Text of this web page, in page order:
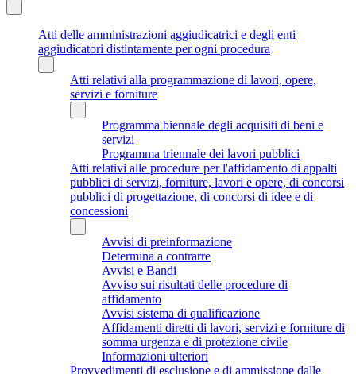
Atti delle amministrazioni aggiudicatrici e degli enti
aggiudicatori distintamente per ogni procedura
Atti relativi alla programmazione di lavori, opere,
servizi e forniture
Programma biennale degli acquisiti di beni e
servizi
Programma triennale dei lavori pubblici
Atti relativi alle procedure per l'affidamento di appalti
pubblici di servizi, forniture, lavori e opere, di concorsi
pubblici di progettazione, di concorsi di idee e di
concessioni
Avvisi di preinformazione
Determina a contrarre
Avvisi e Bandi
Avviso sui risultati delle procedure di
affidamento
Avvisi sistema di qualificazione
Affidamenti diretti di lavori, servizi e forniture di
somma urgenza e di protezione civile
Informazioni ulteriori
Provvedimenti di esclusione e di ammissione dalle